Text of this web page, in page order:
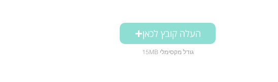
העלה קובץ לכאן
15MB גודל מקסימלי